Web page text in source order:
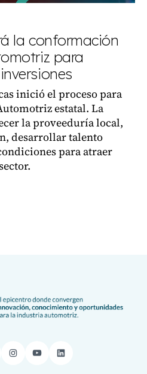
la conformación
para
inició el proceso para
estatal. La
la proveeduría local,
desarrollar talento
para atraer
Instagram
YouTubeLinkedIn